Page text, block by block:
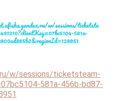
w/sessions/ticketsteam-
581a-456b-bd87-